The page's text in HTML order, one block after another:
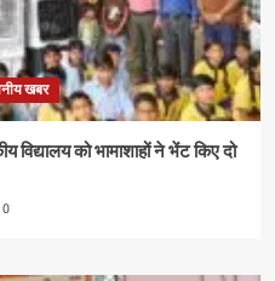
खबर
विद्यालय को भामाशाहों ने भेंट किए दो
0